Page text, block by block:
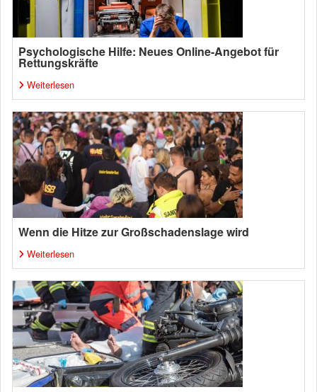
Psychologische Hilfe: Neues Online-Angebot für
Rettungskräfte
Weiterlesen
Wenn die Hitze zur Großschadenslage wird
Weiterlesen